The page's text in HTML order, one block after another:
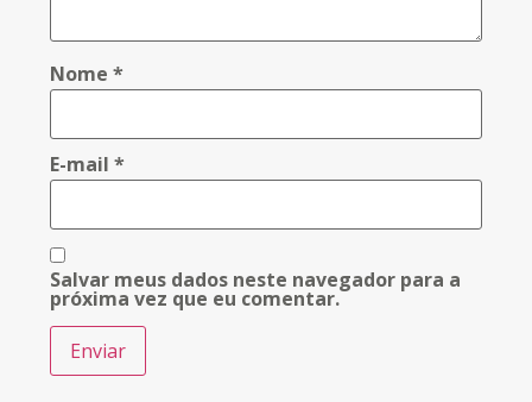
Nome*
E-mail*
Salvar meus dados neste navegador para a
próxima vez que eu comentar.